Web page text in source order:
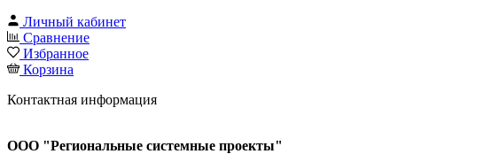
Личный кабинет
Сравнение
Избранное
Корзина
Контактная информация
ООО "Региональные системные проекты"